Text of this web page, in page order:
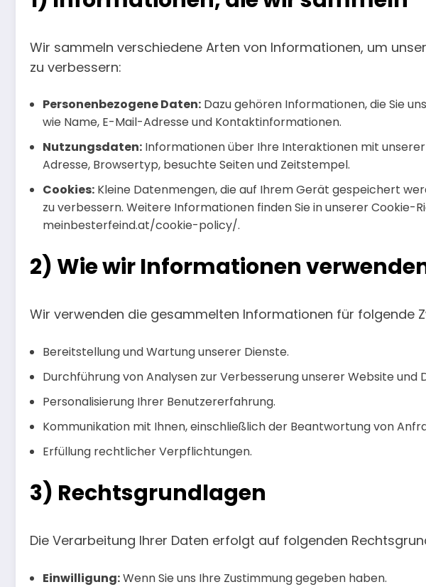
Wir sammeln verschiedene Arten von Informationen, um
zu verbessern:
Personenbezogene Daten: Dazu gehören Informationen, die Sie
wie Name, E-Mail-Adresse und Kontaktinformationen.
Nutzungsdaten: Informationen über Ihre Interaktionen mit
Adresse, Browsertyp, besuchte Seiten und Zeitstempel.
Cookies: Kleine Datenmengen, die auf Ihrem Gerät gespeichert
zu verbessern. Weitere Informationen finden Sie in unserer Cookie-
meinbesterfeind.at/cookie-policy/.
2) Wie wir Informationen
Wir verwenden die gesammelten Informationen für folgende
Bereitstellung und Wartung unserer Dienste.
Durchführung von Analysen zur Verbesserung unserer Website und
Personalisierung Ihrer Benutzererfahrung.
Kommunikation mit Ihnen, einschließlich der Beantwortung von
Erfüllung rechtlicher Verpflichtungen.
3) Rechtsgrundlagen
Die Verarbeitung Ihrer Daten erfolgt auf folgenden
Einwilligung:Wenn Sie uns Ihre Zustimmung gegeben haben.